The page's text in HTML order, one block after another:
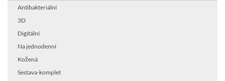
Antibakteriální
3D
Digitální
Na jednodenní
Kožená
Sestava-komplet